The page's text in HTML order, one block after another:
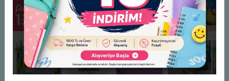
Serinin; turuncu, mavi, siyah, bordo, gri ve mor olmak üzere 6
farklı modeli bulunmaktadır.
Ürün; 3 x 1,5V AG3 pil ile çalışmaktadır. Piller ürüne dahildir.